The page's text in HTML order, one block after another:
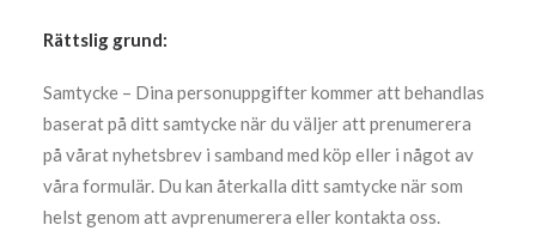
Rättslig grund:
Samtycke – Dina personuppgifter kommer att behandlas
baserat på ditt samtycke när du väljer att prenumerera
på vårat nyhetsbrev i samband med köp eller i något av
våra formulär. Du kan återkalla ditt samtycke när som
helst genom att avprenumerera eller kontakta oss.